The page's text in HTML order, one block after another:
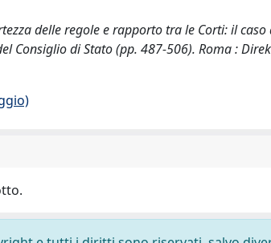
delle regole e rapporto tra le Corti: il
Consiglio di Stato (pp. 487-506). Roma :